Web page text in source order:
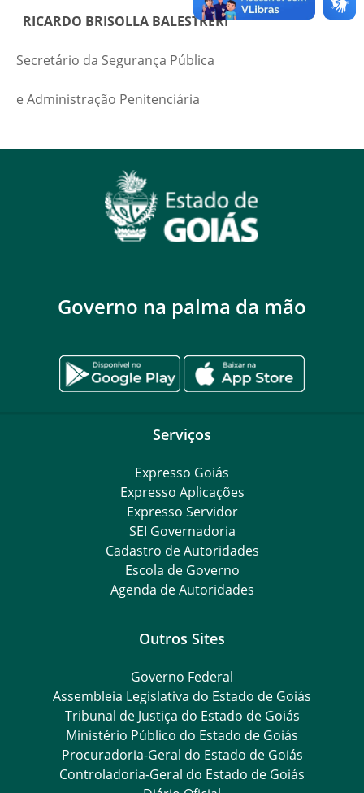
RICARDO BRISOLLA BALESTRERI
Secretário da Segurança Pública
e Administração Penitenciária
Governo na palma da mão
Serviços
Expresso Goiás
Expresso Aplicações
Expresso Servidor
SEI Governadoria
Cadastro de Autoridades
Escola de Governo
Agenda de Autoridades
Outros Sites
Governo Federal
Assembleia Legislativa do Estado de Goiás
Tribunal de Justiça do Estado de Goiás
Ministério Público do Estado de Goiás
Procuradoria-Geral do Estado de Goiás
Controladoria-Geral do Estado de Goiás